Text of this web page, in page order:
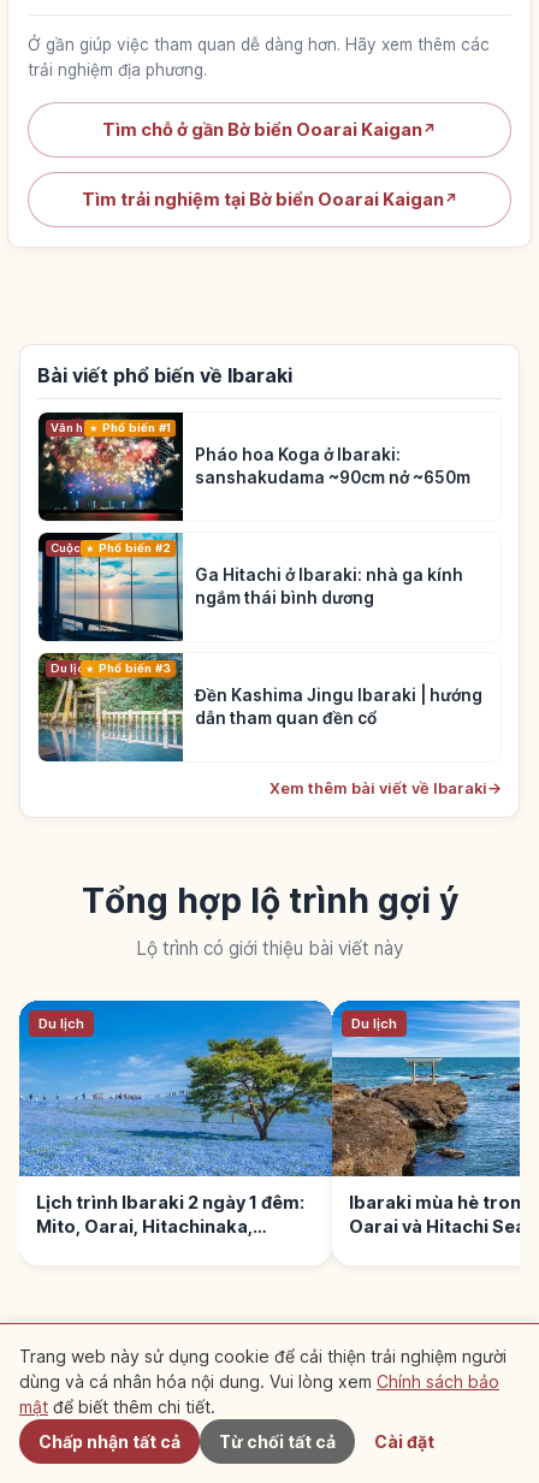
Ở gần giúp việc tham quan dễ dàng hơn. Hãy xem thêm các
trải nghiệm địa phương.
Tìm chỗ ở gần Bờ biển Ooarai Kaigan↗
Tìm trải nghiệm tại Bờ biển Ooarai Kaigan↗
Bài viết phổ biến về Ibaraki
Văn hóa truyền thống
Phổ biến #1
Pháo hoa Koga ở Ibaraki:
sanshakudama ~90cm nở ~650m
Cuộc sốngPhổ biến #2
Ga Hitachi ở Ibaraki: nhà ga kính
ngắm thái bình dương
Du lịch Phổ biến #3
Đền Kashima Jingu Ibaraki | hướng
dẫn tham quan đền cổ
Xem thêm bài viết về Ibaraki→
Tổng hợp lộ trình gợi ý
Lộ trình có giới thiệu bài viết này
Du lịch
Lịch trình Ibaraki 2 ngày 1 đêm:
Mito, Oarai, Hitachinaka,
Du lịch
Ibaraki mùa hè trong
Oarai và Hitachi
Tổng hợp bài viết gợi ý
Bài viết tổng hợp có giới thiệu bài viết này
Gần đây
Tìm hiểu về Cuộc sống Khám phá Ibaraki
Trang web này sử dụng cookie để cải thiện trải nghiệm người
dùng và cá nhân hóa nội dung. Vui lòng xem Chính sách bảo
mật để biết thêm chi tiết.
Chấp nhận tất cả
Từ chối tất cả Cài đặt